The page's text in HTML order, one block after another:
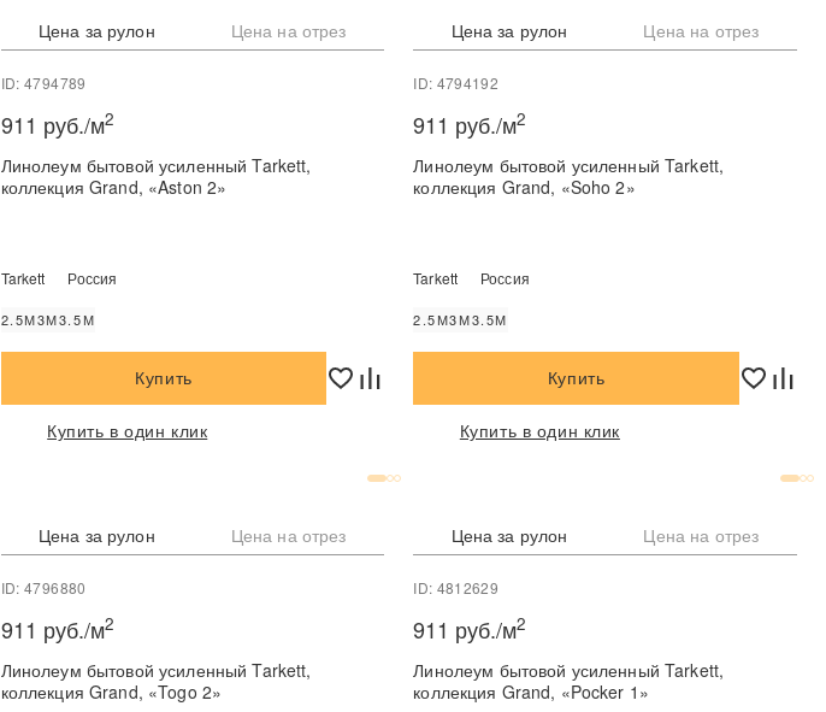
Цена за рулон Цена на отрез
ID: 4794789
911 руб./м2
Линолеум бытовой усиленный Tarkett,
коллекция Grand, «Aston 2»
Tarkett Россия
2.5М3М3.5М
Купить
Купить в один клик
Цена за рулон Цена на отрез
ID: 4794192
911 руб./м2
Линолеум бытовой усиленный Tarkett,
коллекция Grand, «Soho 2»
Tarkett Россия
2.5М3М3.5М
Купить
Купить в один клик
Цена за рулон Цена на отрез
ID: 4796880
911 руб./м2
Линолеум бытовой усиленный Tarkett,
коллекция Grand, «Togo 2»
Цена за рулон Цена на отрез
ID: 4812629
911 руб./м2
Линолеум бытовой усиленный Tarkett,
коллекция Grand, «Pocker 1»